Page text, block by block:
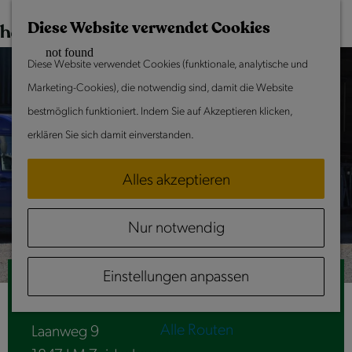
Diese Website verwendet Cookies
Diese Website verwendet Cookies (funktionale, analytische und
Marketing-Cookies), die notwendig sind, damit die Website
bestmöglich funktioniert. Indem Sie auf Akzeptieren klicken,
erklären Sie sich damit einverstanden.
Alles akzeptieren
Nur notwendig
Einstellungen anpassen
Z
u
o
m
e
p
e
g
K
r
t
e
e
n
ü
Tun & Erleben
Sommer in Laag Holland
Mit Kindern
Kultur & Erbe
Frieden und Ruhe
Aktivitäten
Routen
Radfahren
Segeln
Alle Routen
Hofladen 't Koehotel
Laanweg 9